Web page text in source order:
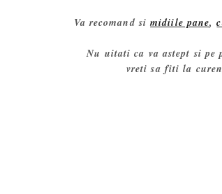
Va recomand simidiile pane,
Nu uitati ca va astept si
vreti sa fiti la